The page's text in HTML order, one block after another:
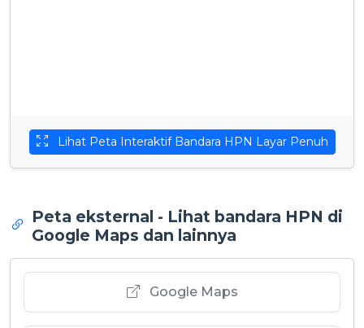
Lihat Peta Interaktif Bandara HPN Layar Penuh
Peta eksternal - Lihat bandara HPN di
Google Maps dan lainnya
Google Maps